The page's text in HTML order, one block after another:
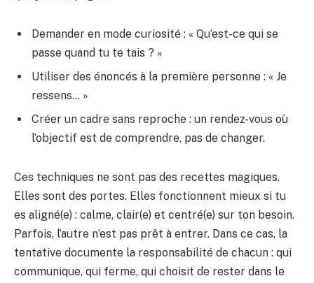
Demander en mode curiosité : « Qu’est-ce qui se
passe quand tu te tais ? »
Utiliser des énoncés à la première personne : « Je
ressens… »
Créer un cadre sans reproche : un rendez-vous où
l’objectif est de comprendre, pas de changer.
Ces techniques ne sont pas des recettes magiques.
Elles sont des portes. Elles fonctionnent mieux si tu
es aligné(e) : calme, clair(e) et centré(e) sur ton besoin.
Parfois, l’autre n’est pas prêt à entrer. Dans ce cas, la
tentative documente la responsabilité de chacun : qui
communique, qui ferme, qui choisit de rester dans le